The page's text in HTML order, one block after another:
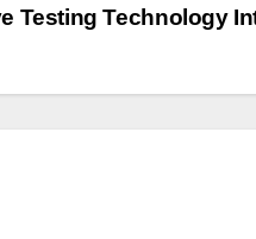
Testing Technology